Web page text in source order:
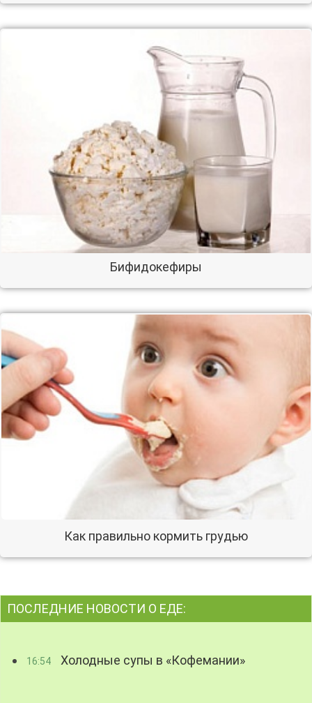
Бифидокефиры
Как правильно кормить грудью
ПОСЛЕДНИЕ НОВОСТИ О ЕДЕ:
16:54 Холодные супы в «Кофемании»